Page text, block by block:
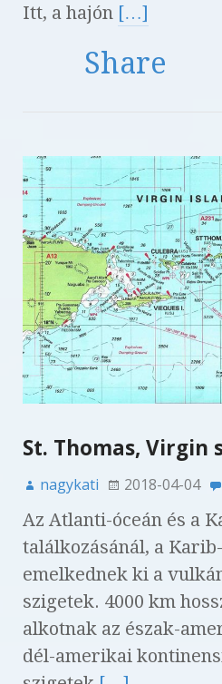
Itt, a hajón […]
Share
St. Thomas, Virgin
nagykati 2018-04-04
Az Atlanti-óceán és a
találkozásánál, a
emelkednek ki a
szigetek. 4000 km
alkotnak az észak-
dél-amerikai